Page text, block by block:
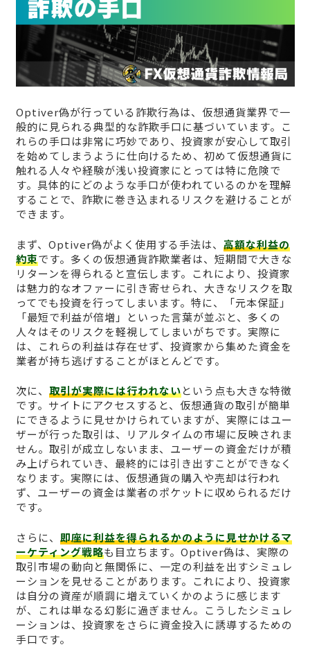
Optiver偽が行っている詐欺行為は、仮想通貨業界で一
般的に見られる典型的な詐欺手口に基づいています。こ
れらの手口は非常に巧妙であり、投資家が安心して取引
を始めてしまうように仕向けるため、初めて仮想通貨に
触れる人々や経験が浅い投資家にとっては特に危険で
す。具体的にどのような手口が使われているのかを理解
することで、詐欺に巻き込まれるリスクを避けることが
できます。
まず、Optiver偽がよく使用する手法は、 高額な利益の
約束です。多くの仮想通貨詐欺業者は、短期間で大きな
リターンを得られると宣伝します。これにより、投資家
は魅力的なオファーに引き寄せられ、大きなリスクを取
ってでも投資を行ってしまいます。特に、「元本保証」
「最短で利益が倍増」といった言葉が並ぶと、多くの
人々はそのリスクを軽視してしまいがちです。実際に
は、これらの利益は存在せず、投資家から集めた資金を
業者が持ち逃げすることがほとんどです。
次に、 取引が実際には行われないという点も大きな特徴
です。サイトにアクセスすると、仮想通貨の取引が簡単
にできるように見せかけられていますが、実際にはユー
ザーが行った取引は、リアルタイムの市場に反映されま
せん。取引が成立しないまま、ユーザーの資金だけが積
み上げられていき、最終的には引き出すことができなく
なります。実際には、仮想通貨の購入や売却は行われ
ず、ユーザーの資金は業者のポケットに収められるだけ
です。
さらに、 即座に利益を得られるかのように見せかけるマ
ーケティング戦略も目立ちます。Optiver偽は、実際の
取引市場の動向と無関係に、一定の利益を出すシミュレ
ーションを見せることがあります。これにより、投資家
は自分の資産が順調に増えていくかのように感じます
が、これは単なる幻影に過ぎません。こうしたシミュレ
ーションは、投資家をさらに資金投入に誘導するための
手口です。